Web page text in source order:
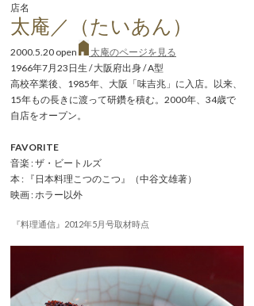
店名
太庵／（たいあん）
2000.5.20 open
太庵のページを見る
1966年7月23日生 / 大阪府出身 / A型
高校卒業後、1985年、大阪「味吉兆」に入店。以来、
15年もの長きに渡って研鑽を積む。2000年、34歳で
自店をオープン。
FAVORITE
音楽 : ザ・ビートルズ
本 : 『日本料理こつのこつ』（中谷文雄著）
映画 : ホラー以外
『料理通信』2012年5月号取材時点